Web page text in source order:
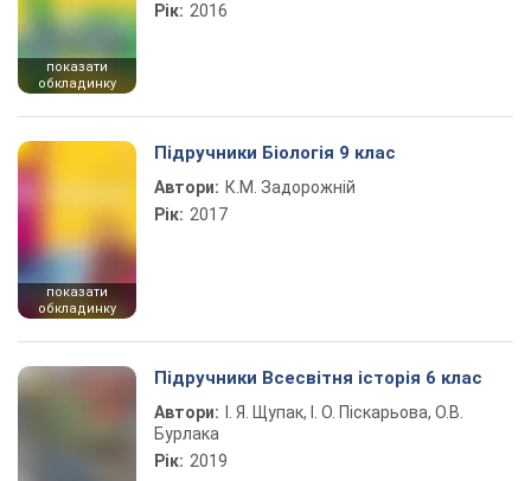
показати
обкладинку
Рік: 2016
показати
обкладинку
Підручники Біологія 9 клас
Автори: К.М. Задорожній
Рік: 2017
Підручники Всесвітня історія 6 клас
Автори:
І. Я. Щупак, І. О. Піскарьова, О.В.
Бурлака
Рік: 2019